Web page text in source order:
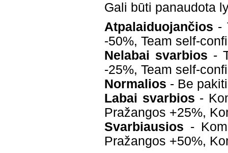
Gali būti panaudota
Atpalaiduojančios -
-50%, Team self-
Nelabai svarbios -
-25%, Team self-
Normalios - Be
Labai svarbios -
Pražangos +25%,
Svarbiausios -
Pražangos +50%,